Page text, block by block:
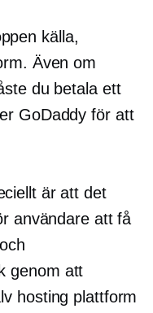
källa,
Även om
du betala ett
GoDaddy för att
är att det
användare att få
genom att
hosting plattform